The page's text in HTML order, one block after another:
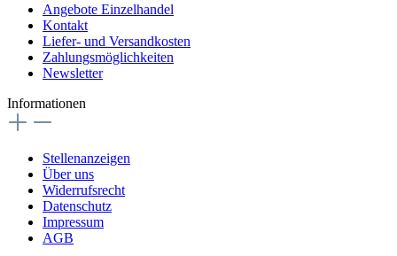
Angebote Einzelhandel
Kontakt
Liefer- und Versandkosten
Zahlungsmöglichkeiten
Newsletter
Informationen
Stellenanzeigen
Über uns
Widerrufsrecht
Datenschutz
Impressum
AGB